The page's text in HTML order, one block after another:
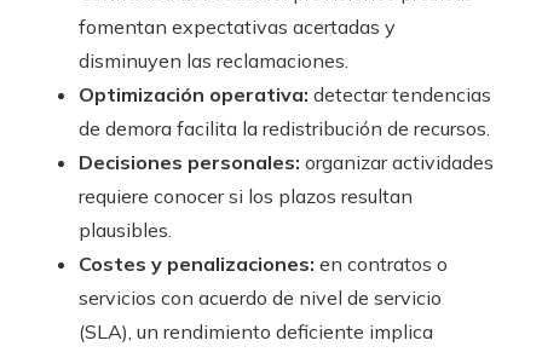
fomentan expectativas acertadas y
disminuyen las reclamaciones.
Optimización operativa: detectar tendencias
de demora facilita la redistribución de recursos.
Decisiones personales: organizar actividades
requiere conocer si los plazos resultan
plausibles.
Costes y penalizaciones: en contratos o
servicios con acuerdo de nivel de servicio
(SLA), un rendimiento deficiente implica